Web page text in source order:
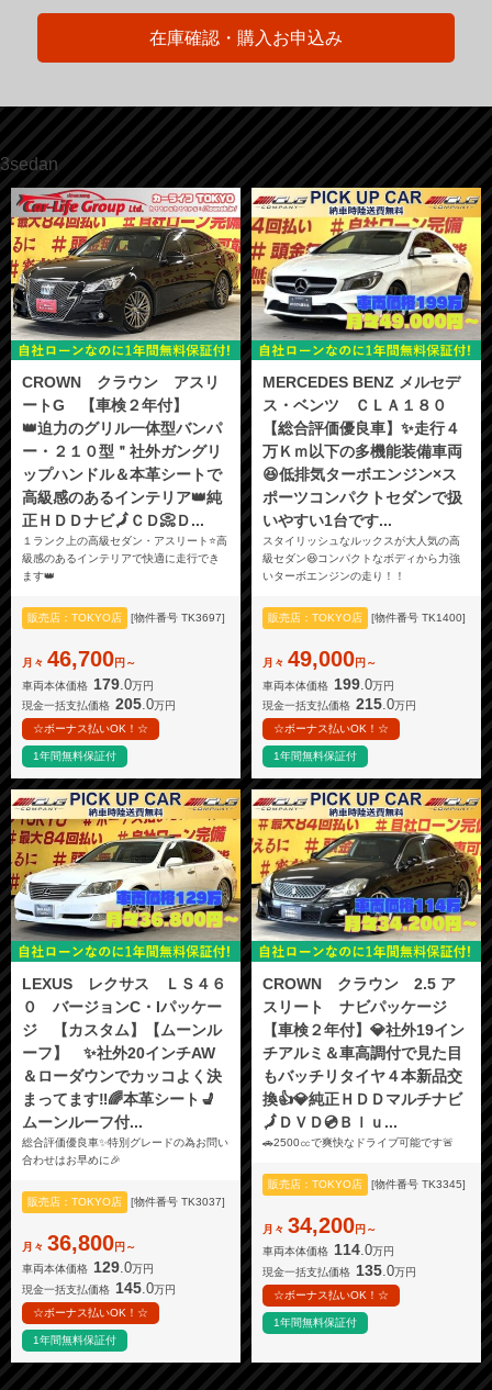
在庫確認・購入お申込み
3sedan
CROWN クラウン アスリ
ートG 【車検２年付】
👑迫力のグリル一体型バンパ
ー・２１０型＂社外ガングリ
ップハンドル＆本革シートで
高級感のあるインテリア👑純
正ＨＤＤナビ🗾ＣＤ📀Ｄ...
１ランク上の高級セダン・アスリート⭐高
級感のあるインテリアで快適に走行でき
ます👑
販売店：TOKYO店 [物件番号 TK3697]
月々 46,700円～
車両本体価格 179 .0万円
現金一括支払価格 205.0万円
☆ボーナス払いOK！☆
1年間無料保証付
MERCEDES BENZ メルセデ
ス・ベンツ ＣＬＡ１８０
【総合評価優良車】✨走行４
万Ｋｍ以下の多機能装備車両
😆低排気ターボエンジン×ス
ポーツコンパクトセダンで扱
いやすい1台です...
スタイリッシュなルックスが大人気の高
級セダン😆コンパクトなボディから力強
いターボエンジンの走り！！
販売店：TOKYO店 [物件番号 TK1400]
月々 49,000円～
車両本体価格 199 .0万円
現金一括支払価格 215.0万円
☆ボーナス払いOK！☆
1年間無料保証付
LEXUS レクサス ＬＳ４６
０ バージョンC・Iパッケー
ジ 【カスタム】【ムーンル
ーフ】 ✨社外20インチAW
＆ローダウンでカッコよく決
まってます‼️🌈本革シート💺
ムーンルーフ付...
総合評価優良車✨特別グレードの為お問い
合わせはお早めに🎉
販売店：TOKYO店 [物件番号 TK3037]
月々 36,800円～
車両本体価格 129.0万円
現金一括支払価格 145 .0万円
☆ボーナス払いOK！☆
1年間無料保証付
CROWN クラウン 2.5 ア
スリート ナビパッケージ
【車検２年付】💎社外19イン
チアルミ＆車高調付で見た目
もバッチリタイヤ４本新品交
換👍💎純正ＨＤＤマルチナビ
🗾ＤＶＤ💿Ｂｌｕ...
🚗2500㏄で爽快なドライブ可能です🚨
販売店：TOKYO店 [物件番号 TK3345]
月々 34,200円～
車両本体価格 114.0万円
現金一括支払価格 135 .0万円
☆ボーナス払いOK！☆
1年間無料保証付